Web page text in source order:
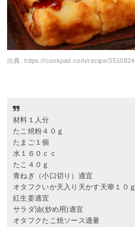
出典: https://cookpad.com/recipe/3510824
材料１人分
たこ焼粉４０ｇ
たまご１個
水１６０ｃｃ
たこ４０ｇ
青ねぎ（小口切り）適宜
オタフクいか天入り天かす天華１０ｇ
紅生姜適宜
サラダ油(炒め用)適宜
オタフクたこ焼ソース適量